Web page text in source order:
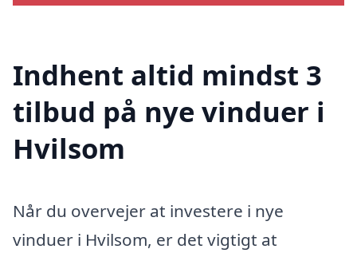
Indhent altid mindst 3
tilbud på nye vinduer i
Hvilsom
Når du overvejer at investere i nye
vinduer i Hvilsom, er det vigtigt at